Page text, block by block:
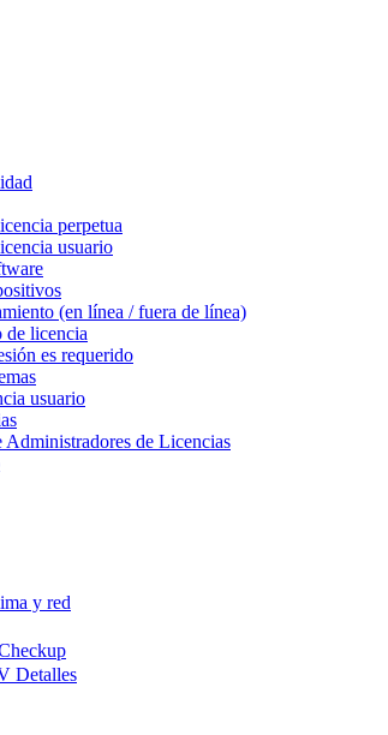
perpetua
usuario
(en línea / fuera de línea)
de licencia
es requerido
usuario
de Licencias
y red
Detalles